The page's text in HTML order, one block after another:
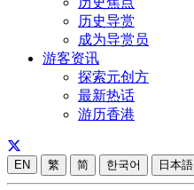
历史导赏
成为导赏员
游客资讯
探索元创方
最新热话
游历香港
EN 繁 简 한국어 日本語